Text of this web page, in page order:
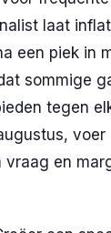
laat
een piek in
sommige
tegen
voer
vraag en